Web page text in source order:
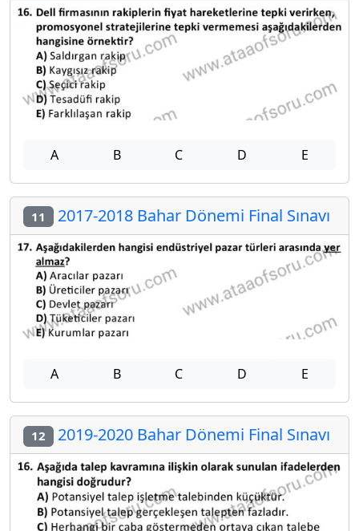
A B C D E
11 2017-2018 Bahar Dönemi Final Sınavı
A B C D E
12 2019-2020 Bahar Dönemi Final Sınavı